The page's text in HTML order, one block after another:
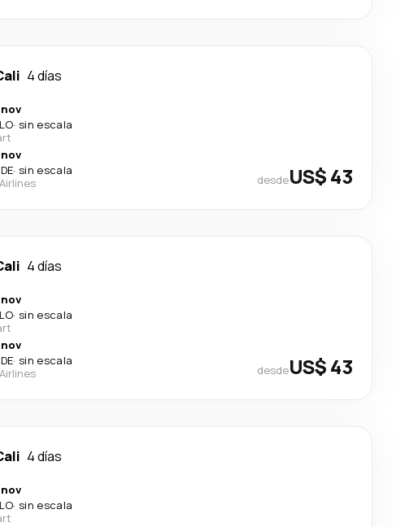
4 días
· sin escala
· sin escala
desdeUS$ 43
4 días
· sin escala
· sin escala
desdeUS$ 43
4 días
· sin escala